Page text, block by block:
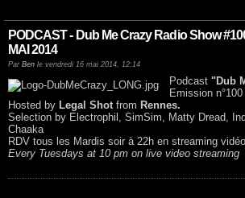
PODCAST - Dub Me Crazy Radio Show
MAI 2014
Par Ben le vendredi 16 mai 2014, 12:14
Podcast "Dub
Emission
Hosted by Legal Shot from Rennes.
Selection by Electrophil, SimSim, Matty Dread,
Chaaka
RDV tous les Mardis soir à 22h en streaming
Every Tuesdays at 10 pm on live video streaming